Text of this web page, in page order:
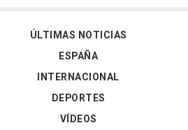
ÚLTIMAS NOTICIAS
ESPAÑA
INTERNACIONAL
DEPORTES
VÍDEOS